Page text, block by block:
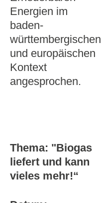
Energien im
baden-
württembergischen
und europäischen
Kontext
angesprochen.
Thema: "Biogas
liefert und kann
vieles mehr!“